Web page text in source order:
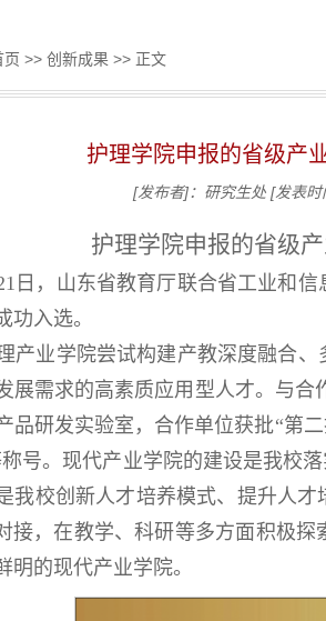
页 >> 创新成果 >> 正文
护理学院申报的省级产
[发布者]：研究生处 [发表
护理学院申报的省级
日，山东省教育厅联合省工业和
功入选。
产业学院尝试构建产教深度融合
展需求的高素质应用型人才。与
品研发实验室，合作单位获批“第
号。现代产业学院的建设是我校
我校创新人才培养模式、提升人
接，在教学、科研等多方面积极
明的现代产业学院。